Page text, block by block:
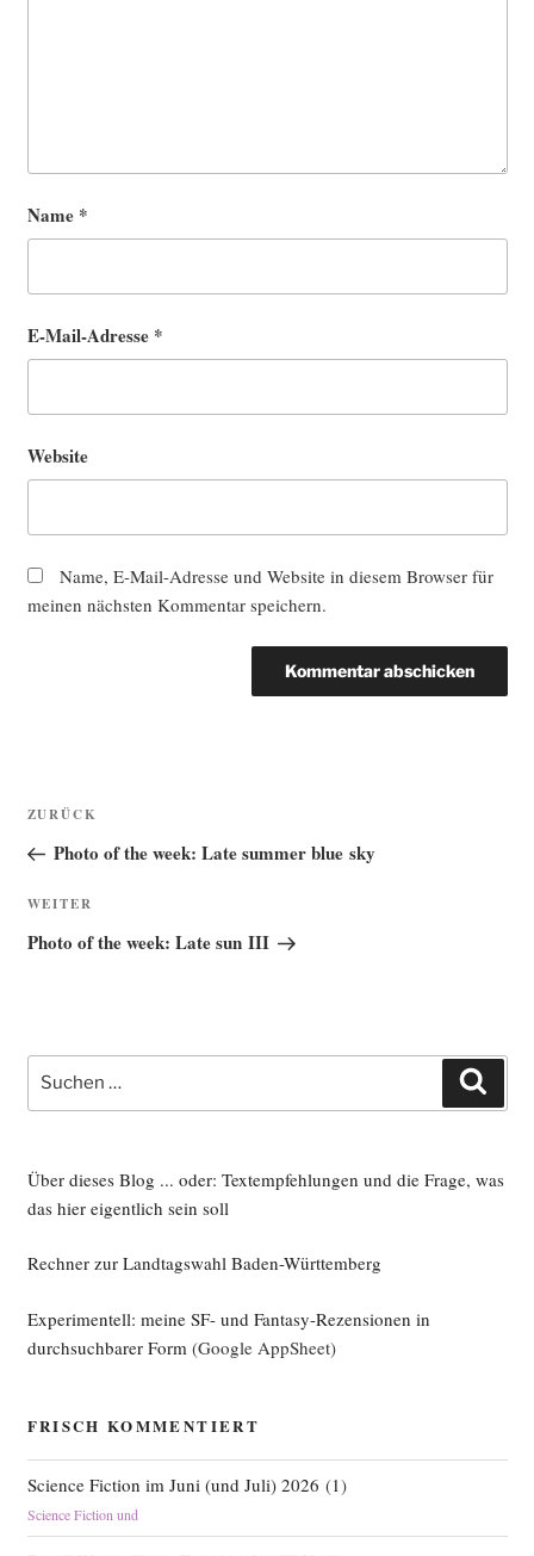
Name *
E-Mail-Adresse *
Website
Name, E-Mail-Adresse und Website in diesem Browser für
meinen nächsten Kommentar speichern.
Beitragsnavigation
Vorheriger
Beitrag
ZURÜCK
Photo of the week: Late summer blue sky
Nächster
Beitrag
WEITER
Photo of the week: Late sun III
Suche
nach:
Über dieses Blog ... oder: Textempfehlungen und die Frage, was
das hier eigentlich sein soll
Rechner zur Landtagswahl Baden-Württemberg
Experimentell: meine SF- und Fantasy-Rezensionen in
durchsuchbarer Form (Google AppSheet)
FRISCH KOMMENTIERT
Science Fiction im Juni (und Juli) 2026 (1)
Science Fiction und